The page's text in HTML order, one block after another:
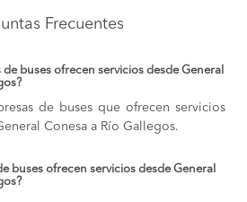
Frecuentes
de buses ofrecen servicios desde General
de buses que ofrecen servicios
Conesa a Río Gallegos.
buses ofrecen servicios desde General